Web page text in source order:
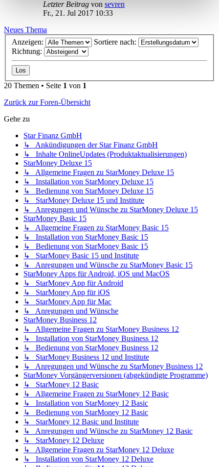
Letzter Beitrag von sevren
Fr., 21. Jul 2017 10:33
Neues Thema
Anzeigen:
Sortiere nach:
Richtung:
20 Themen • Seite 1 von 1
Zurück zur Foren-Übersicht
Gehe zu
Star Finanz GmbH
↳ Ankündigungen der Star Finanz GmbH
↳ Inhalte OnlineUpdates (Produktaktualisierungen)
StarMoney Deluxe 15
↳ Allgemeine Fragen zu StarMoney Deluxe 15
↳ Installation von StarMoney Deluxe 15
↳ Bedienung von StarMoney Deluxe 15
↳ StarMoney Deluxe 15 und Institute
↳ Anregungen und Wünsche zu StarMoney Deluxe 15
StarMoney Basic 15
↳ Allgemeine Fragen zu StarMoney Basic 15
↳ Installation von StarMoney Basic 15
↳ Bedienung von StarMoney Basic 15
↳ StarMoney Basic 15 und Institute
↳ Anregungen und Wünsche zu StarMoney Basic 15
StarMoney Apps für Android, iOS und MacOS
↳ StarMoney App für Android
↳ StarMoney App für iOS
↳ StarMoney App für Mac
↳ Anregungen und Wünsche
StarMoney Business 12
↳ Allgemeine Fragen zu StarMoney Business 12
↳ Installation von StarMoney Business 12
↳ Bedienung von StarMoney Business 12
↳ StarMoney Business 12 und Institute
↳ Anregungen und Wünsche zu StarMoney Business 12
StarMoney Vorgängerversionen (abgekündigte Programme)
↳ StarMoney 12 Basic
↳ Allgemeine Fragen zu StarMoney 12 Basic
↳ Installation von StarMoney 12 Basic
↳ Bedienung von StarMoney 12 Basic
↳ StarMoney 12 Basic und Institute
↳ Anregungen und Wünsche zu StarMoney 12 Basic
↳ StarMoney 12 Deluxe
↳ Allgemeine Fragen zu StarMoney 12 Deluxe
↳ Installation von StarMoney 12 Deluxe